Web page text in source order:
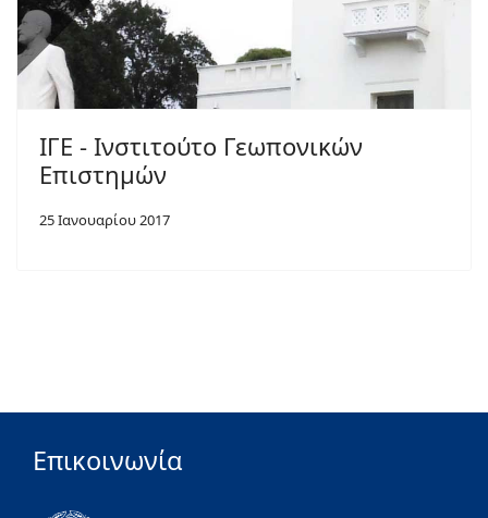
ΙΓΕ - Ινστιτούτο Γεωπονικών
Επιστημών
25 Ιανουαρίου 2017
Επικοινωνία